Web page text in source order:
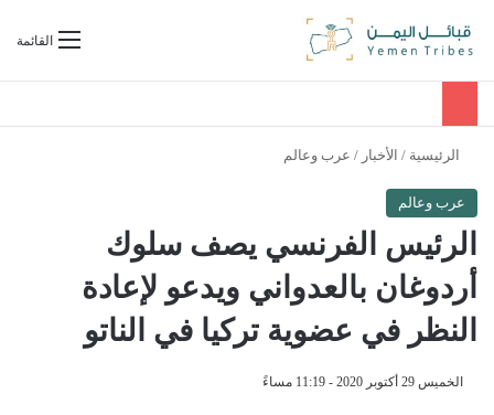
القائمةبحث عن
الرئيسية / الأخبار / عرب وعالم
عرب وعالم
الرئيس الفرنسي يصف سلوك
أردوغان بالعدواني ويدعو لإعادة
النظر في عضوية تركيا في الناتو
الخميس 29 أكتوبر 2020 - 11:19 مساءً